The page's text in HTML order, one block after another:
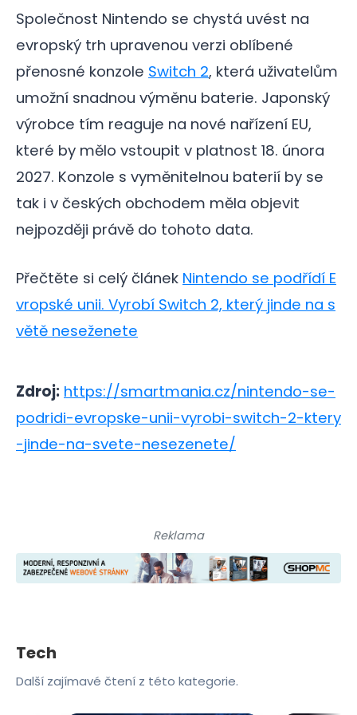
Společnost Nintendo se chystá uvést na
evropský trh upravenou verzi oblíbené
přenosné konzole Switch 2, která uživatelům
umožní snadnou výměnu baterie. Japonský
výrobce tím reaguje na nové nařízení EU,
které by mělo vstoupit v platnost 18. února
2027. Konzole s vyměnitelnou baterií by se
tak i v českých obchodem měla objevit
nejpozději právě do tohoto data.
Přečtěte si celý článek Nintendo se podřídí E
vropské unii. Vyrobí Switch 2, který jinde na s
větě neseženete
Zdroj: https://smartmania.cz/nintendo-se-
podridi-evropske-unii-vyrobi-switch-2-ktery
-jinde-na-svete-nesezenete/
Reklama
Tech
Další zajímavé čtení z této kategorie.